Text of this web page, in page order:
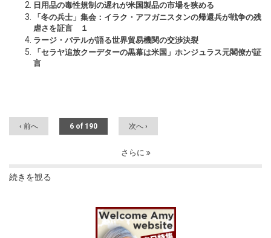
日用品の毒性規制の遅れが米国製品の市場を狭める
「冬の兵士」集会：イラク・アフガニスタンの帰還兵が戦争の残
虐さを証言 １
ラージ・パテルが語る世界貿易機関の交渉決裂
「セラヤ追放クーデターの黒幕は米国」ホンジュラス元閣僚が証
言
‹ 前へ 6 of 190 次へ ›
さらに
続きを観る